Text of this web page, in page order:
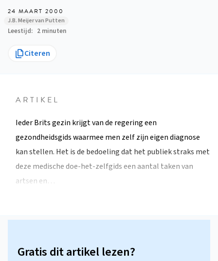
24 MAART 2000
J.B. Meijer van Putten
Leestijd 2 minuten
Citeren
ARTIKEL
Ieder Brits gezin krijgt van de regering een
gezondheidsgids waarmee men zelf zijn eigen diagnose
kan stellen. Het is de bedoeling dat het publiek straks met
deze medische doe-het-zelfgids een aantal taken van
artsen en…
Gratis dit artikel lezen?